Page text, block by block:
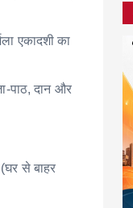
एकादशी का
पाठ, दान और
से बाहर